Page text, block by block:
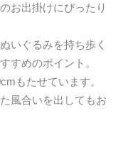
お出掛けにぴったり
いぐるみを持ち歩く
すめのポイント。
もたせています。
風合いを出してもお